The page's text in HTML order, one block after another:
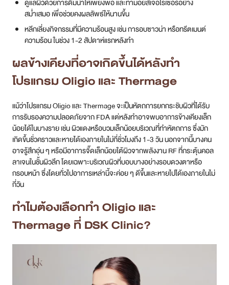
สม่ำเสมอ เพื่อช่วยคงผลลัพธ์ให้นานขึ้น
หลีกเลี่ยงกิจกรรมที่มีความร้อนสูง เช่น การอบซาวน่า หรือทรีตเมนต์
ความร้อน ในช่วง 1-2 สัปดาห์แรกหลังทำ
ผลข้างเคียงที่อาจเกิดขึ้นได้หลังทำ
โปรแกรม Oligio และ Thermage
แม้ว่าโปรแกรม Oligio และ Thermage จะเป็นหัตถการยกกระชับผิวที่ได้รับ
การรับรองความปลอดภัยจาก FDA แต่หลังทำอาจพบอาการข้างเคียงเล็ก
น้อยได้ในบางราย เช่น ผิวแดงหรือบวมเล็กน้อยบริเวณที่ทำหัตถการ ซึ่งมัก
เกิดขึ้นชั่วคราวและหายได้เองภายในไม่กี่ชั่วโมงถึง 1-3 วัน นอกจากนี้บางคน
อาจรู้สึกอุ่น ๆ หรือมีอาการจี๊ดเล็กน้อยใต้ผิวจากพลังงาน RF ที่กระตุ้นคอล
ลาเจนในชั้นผิวลึก โดยเฉพาะบริเวณผิวที่บอบบางอย่างรอบดวงตาหรือ
กรอบหน้า ซึ่งโดยทั่วไปอาการเหล่านี้จะค่อย ๆ ดีขึ้นและหายไปได้เองภายในไม่
กี่วัน
ทำไมต้องเลือกทำ Oligio และ
Thermage ที่ DSK Clinic?